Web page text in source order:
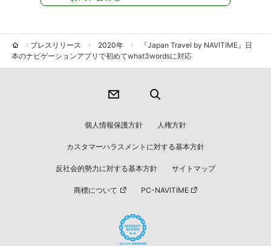
プレスリリース 2020年
『Japan Travel by NAVITIME』日
本のナビゲーションアプリで初めてwhat3wordsに対応
個人情報保護方針 人権方針
カスタマーハラスメントに対する基本方針
反社会的勢力に対する基本方針 サイトマップ
商標について PC-NAVITIME